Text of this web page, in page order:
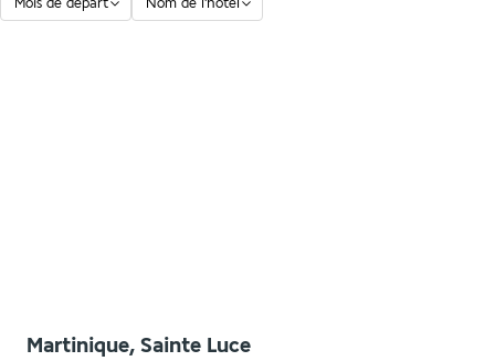
Mois de départ Nom de l'hôtel
Martinique, Sainte Luce